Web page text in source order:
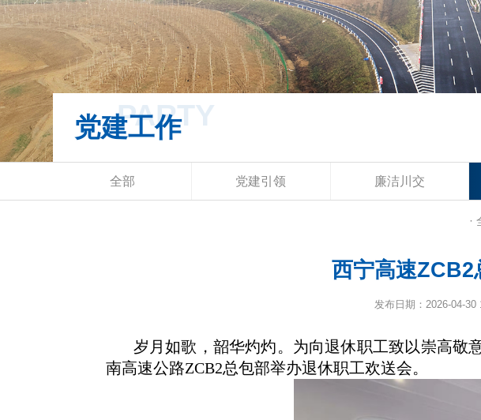
党建工作
PARTY
全部 党建引领 廉洁川交
·
西宁高速ZCB2
发布日期：2026-04-30
岁月如歌，韶华灼灼。为向退休职工致以崇高敬
南高速公路ZCB2总包部举办退休职工欢送会。